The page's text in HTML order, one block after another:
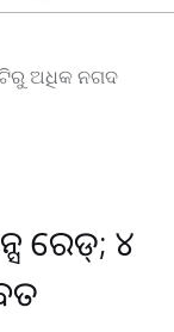
ଅଧିକ ନଗଦ
ରେଡ୍; ୪